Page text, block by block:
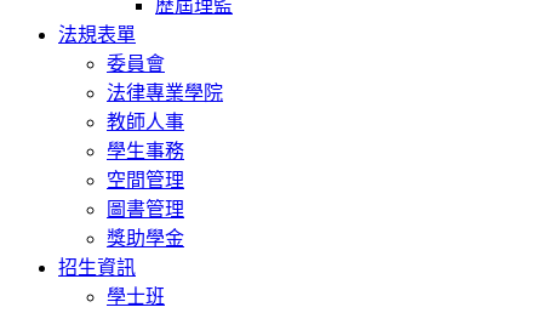
歷屆理監
法規表單
委員會
法律專業學院
教師人事
學生事務
空間管理
圖書管理
獎助學金
招生資訊
學士班